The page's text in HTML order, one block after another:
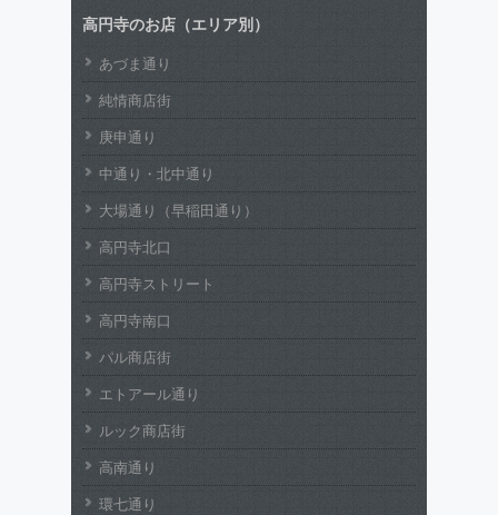
高円寺のお店（エリア別）
あづま通り
純情商店街
庚申通り
中通り・北中通り
大場通り（早稲田通り）
高円寺北口
高円寺ストリート
高円寺南口
パル商店街
エトアール通り
ルック商店街
高南通り
環七通り